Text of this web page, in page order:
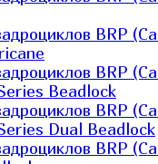
BRP
BRP
Beadlock
BRP
Dual Beadlock
BRP